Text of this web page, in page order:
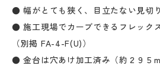
● 幅がとても狭く、目立たない見切
● 施工現場でカーブできるフレック
（別掲 FA-4-F(U)）
● 金台は穴あけ加工済み（約２９５